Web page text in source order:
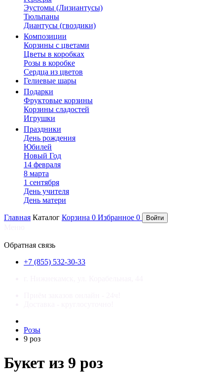
Эустомы (Лизиантусы)
Тюльпаны
Диантусы (гвоздики)
Композиции
Корзины с цветами
Цветы в коробках
Розы в коробке
Сердца из цветов
Гелиевые шары
Подарки
Фруктовые корзины
Корзины сладостей
Игрушки
Праздники
День рождения
Юбилей
Новый Год
14 февраля
8 марта
1 сентября
День учителя
День матери
Главная Каталог Корзина 0 Избранное 0 Войти
Обратная связь
+7 (855) 532-30-33
Розы
9 роз
Букет из 9 роз